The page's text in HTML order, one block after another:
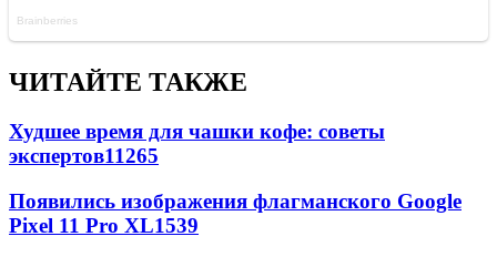
ЧИТАЙТЕ ТАКЖЕ
Худшее время для чашки кофе: советы
экспертов11265
Появились изображения флагманского Google
Pixel 11 Pro XL1539